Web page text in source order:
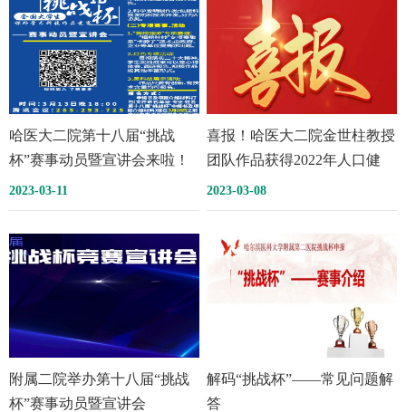
哈医大二院第十八届“挑战
杯”赛事动员暨宣讲会来啦！
2023-03-11
喜报！哈医大二院金世柱教授
团队作品获得2022年人口健
康“共享杯”大学生科技资源共
享创新大赛三等奖
2023-03-08
附属二院举办第十八届“挑战
杯”赛事动员暨宣讲会
解码“挑战杯”——常见问题解
答